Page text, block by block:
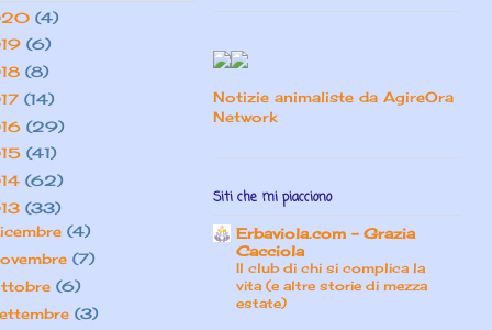
(4)
(6)
(8)
(14)
(29)
(41)
(62)
(33)
(4)
(7)
(6)
(3)
Notizie animaliste da AgireOra
Network
Siti che mi piacciono
Erbaviola.com – Grazia
Cacciola
Il club di chi si complica la
vita (e altre storie di mezza
estate)